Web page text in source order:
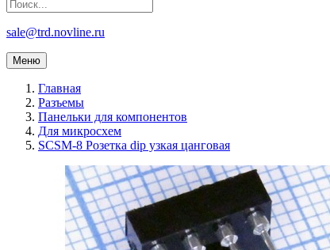
sale@trd.novline.ru
Меню
Главная
Разъемы
Панельки для компонентов
Для микросхем
SCSM-8 Розетка dip узкая цанговая